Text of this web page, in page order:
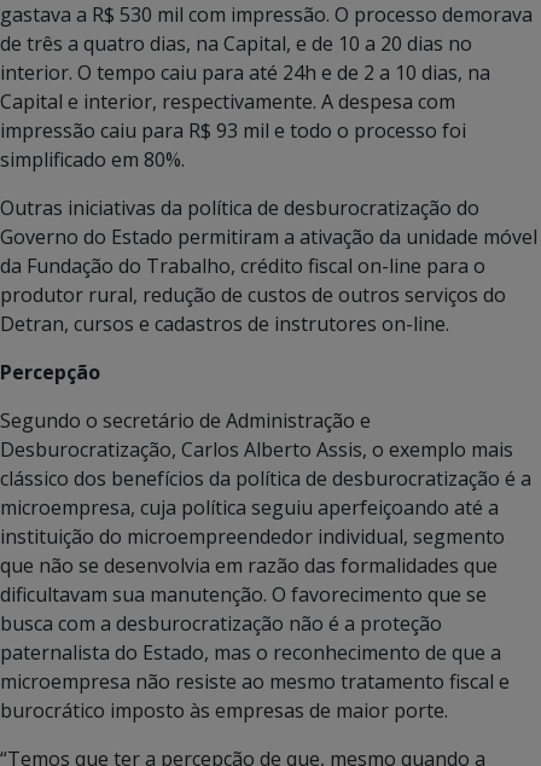
gastava a R$ 530 mil com impressão. O processo demorava
de três a quatro dias, na Capital, e de 10 a 20 dias no
interior. O tempo caiu para até 24h e de 2 a 10 dias, na
Capital e interior, respectivamente. A despesa com
impressão caiu para R$ 93 mil e todo o processo foi
simplificado em 80%.
Outras iniciativas da política de desburocratização do
Governo do Estado permitiram a ativação da unidade móvel
da Fundação do Trabalho, crédito fiscal on-line para o
produtor rural, redução de custos de outros serviços do
Detran, cursos e cadastros de instrutores on-line.
Percepção
Segundo o secretário de Administração e
Desburocratização, Carlos Alberto Assis, o exemplo mais
clássico dos benefícios da política de desburocratização é a
microempresa, cuja política seguiu aperfeiçoando até a
instituição do microempreendedor individual, segmento
que não se desenvolvia em razão das formalidades que
dificultavam sua manutenção. O favorecimento que se
busca com a desburocratização não é a proteção
paternalista do Estado, mas o reconhecimento de que a
microempresa não resiste ao mesmo tratamento fiscal e
burocrático imposto às empresas de maior porte.
“Temos que ter a percepção de que, mesmo quando a